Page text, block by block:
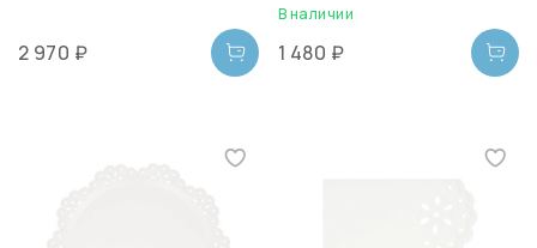
2 970 ₽
В наличии
1 480 ₽